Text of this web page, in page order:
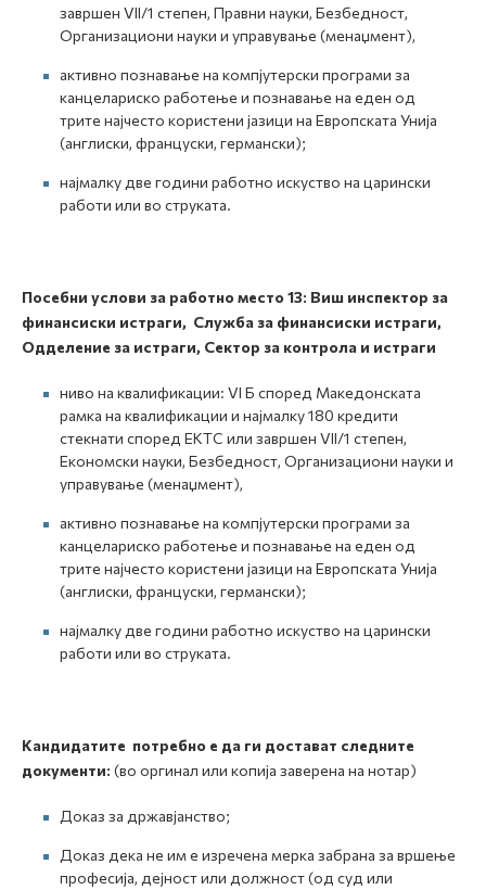
завршен VII/1 степен, Правни науки, Безбедност,
Организациони науки и управување (менаџмент),
активно познавање на компјутерски програми за
канцелариско работење и познавање на еден од
трите најчесто користени јазици на Европската Унија
(англиски, француски, германски);
најмалку две години работно искуство на царински
работи или во струката.
Посебни услови за работно место 13: Виш инспектор за
финансиски истраги, Служба за финансиски истраги,
Одделение за истраги, Сектор за контрола и истраги
ниво на квалификации: VI Б според Македонската
рамка на квалификации и најмалку 180 кредити
стекнати според ЕКТС или завршен VII/1 степен,
Економски науки, Безбедност, Организациони науки и
управување (менаџмент),
активно познавање на компјутерски програми за
канцелариско работење и познавање на еден од
трите најчесто користени јазици на Европската Унија
(англиски, француски, германски);
најмалку две години работно искуство на царински
работи или во струката.
Кандидатите потребно е да ги достават следните
документи: (во оргинал или копија заверена на нотар)
Доказ за државјанство;
Доказ дека не им е изречена мерка забрана за вршење
професија, дејност или должност (од суд или